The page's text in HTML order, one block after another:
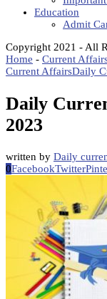
Education
Admit
Copyright 2021 - All
Home - Current
Current AffairsDaily
Daily
2023
written by Daily
0FacebookTwitter